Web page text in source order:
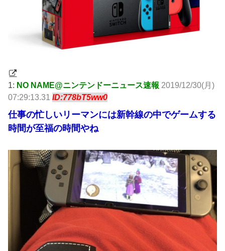
1: NO NAME@ニンテンドーニュース速報 2019/12/30(月)
07:29:13.31ID:778bT5ww0
仕事の忙しいリーマンには新幹線の中でゲームする
時間が至福の時間やね